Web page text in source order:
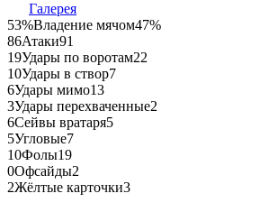
Галерея
53%Владение мячом47%
86Атаки91
19Удары по воротам22
10Удары в створ7
6Удары мимо13
3Удары перехваченные2
6Сейвы вратаря5
5Угловые7
10Фолы19
0Офсайды2
2Жёлтые карточки3